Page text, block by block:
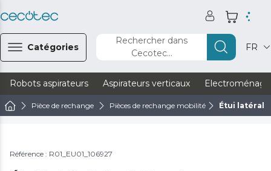
Catégories
Rechercher dans
Cecotec...
FR
Robots aspirateurs Aspirateurs verticaux
Pièce de rechange Pièces de rechange mobilité Étui latéral
Référence : R01_EU01_106927